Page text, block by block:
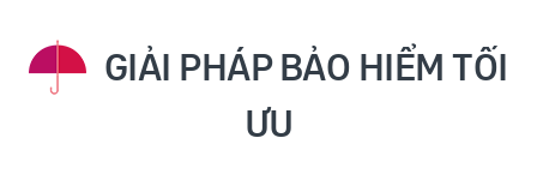
GIẢI PHÁP BẢO HIỂM TỐI
ƯU